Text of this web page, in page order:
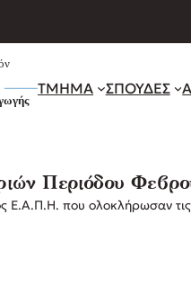
ΤΜΗΜΑ ΣΠΟΥΔΕΣ
Περιόδου
Ε.Α.Π.Η. που ολοκλήρωσαν